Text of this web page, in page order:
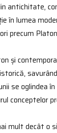
antichitate,
în lumea
precum
și
se oglindea
conceptelor
mult decât o